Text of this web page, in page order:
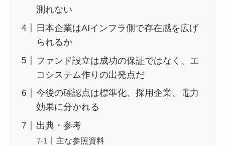
測れない
日本企業はAIインフラ側で存在感を広げ
られるか
ファンド設立は成功の保証ではなく、エ
コシステム作りの出発点だ
今後の確認点は標準化、採用企業、電力
効果に分かれる
出典・参考
主な参照資料